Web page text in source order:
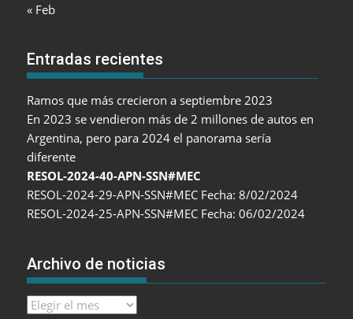
« Feb
Entradas recientes
Ramos que más crecieron a septiembre 2023
En 2023 se vendieron más de 2 millones de autos en
Argentina, pero para 2024 el panorama sería
diferente
RESOL-2024-40-APN-SSN#MEC
RESOL-2024-29-APN-SSN#MEC Fecha: 8/02/2024
RESOL-2024-25-APN-SSN#MEC Fecha: 06/02/2024
Archivo de noticias
Archivo